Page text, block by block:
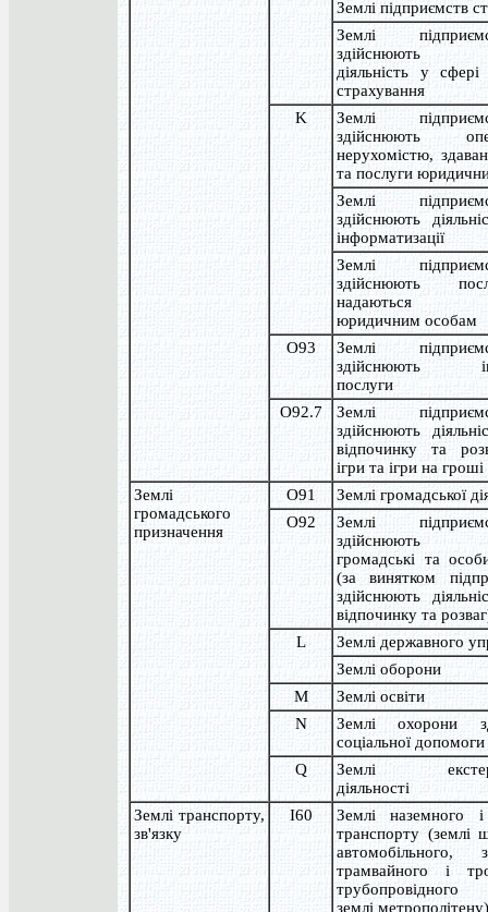
Землі підприємств
Землі
здійснюють
діяльність у сфері
страхування
K
Землі
здійснюють
нерухомістю,
та послуги
Землі
здійснюють
інформатизації
Землі
здійснюють
надаються
юридичним особам
O93
Землі
здійснюють
послуги
O92.7
Землі
здійснюють
відпочинку та
ігри та ігри на
Землі
громадського
призначення
О91
Землі громадської
O92
Землі
здійснюють
громадські та
(за винятком
здійснюють
відпочинку та
L
Землі державного
Землі оборони
M
Землі освіти
N
Землі охорони
соціальної допомоги
Q
Землі
діяльності
Землі транспорту,
зв'язку
I60
Землі наземного і
транспорту (землі
автомобільного,
трамвайного і
трубопровідного
землі метрополітену)